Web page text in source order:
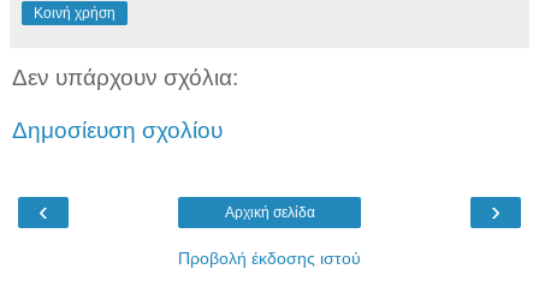
Κοινή χρήση
Δεν υπάρχουν σχόλια:
Δημοσίευση σχολίου
‹ ›
Αρχική σελίδα
Προβολή έκδοσης ιστού